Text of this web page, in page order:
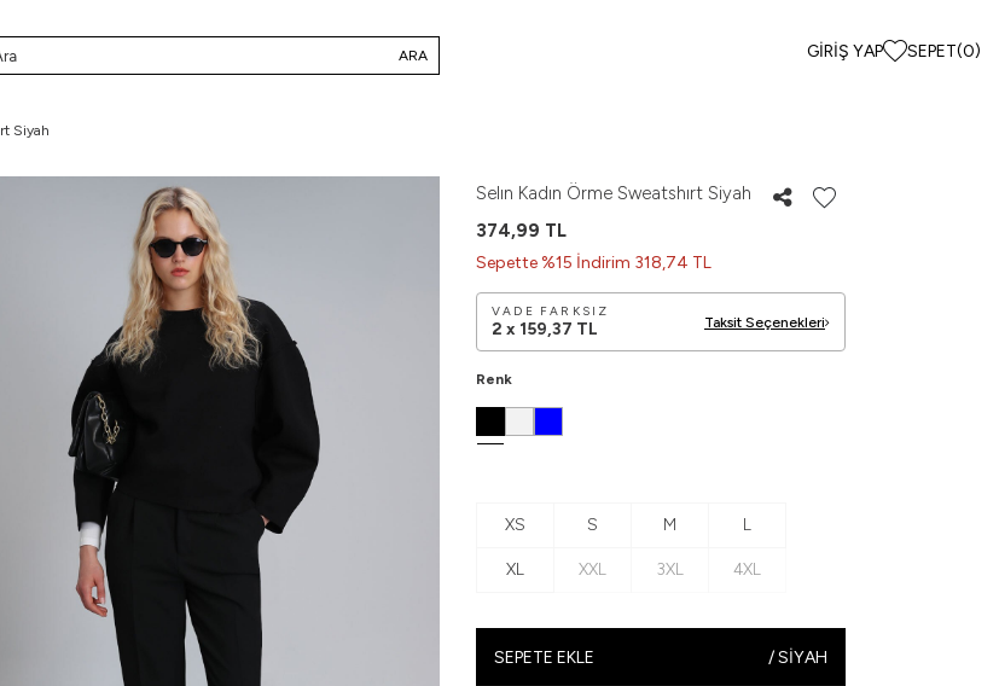
ARA GIRIŞ YAP SEPET(0)
Siyah
Selın Kadın Örme Sweatshırt Siyah
374,99 TL
Sepette %15 İndirim 318,74 TL
VADE FARKSIZ
2 x 159,37 TL Taksit Seçenekleri
Renk
XS S M L
XL XXL 3XL 4XL
SEPETE EKLE /SIYAH